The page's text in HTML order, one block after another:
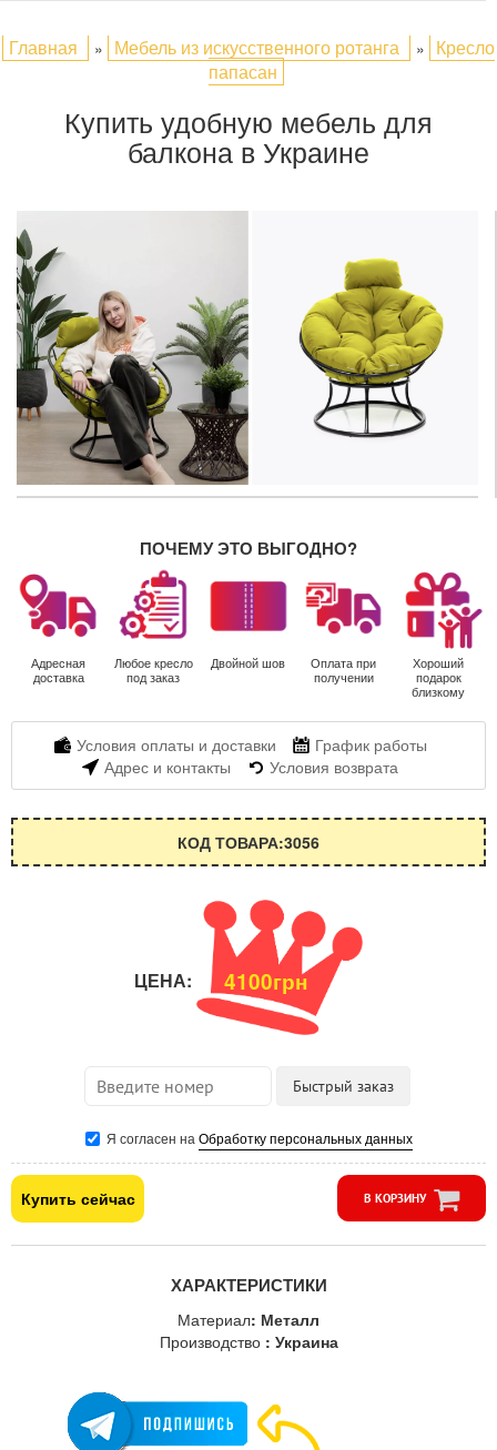
Главная » Мебель из искусственного ротанга » Кресло
папасан
Купить удобную мебель для
балкона в Украине
ПОЧЕМУ ЭТО ВЫГОДНО?
Адресная
доставка
Любое кресло
под заказ
Двойной шов
Оплата при
получении
Хороший
подарок
близкому
Условия оплаты и доставки
График работы
Адрес и контакты
Условия возврата
КОД ТОВАРА:3056
ЦЕНА: 4100грн
Я согласен на Обработку персональных данных
Купить сейчас В КОРЗИНУ
ХАРАКТЕРИСТИКИ
Материал: Металл
Производство : Украина